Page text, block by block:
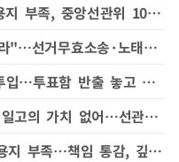
"개표 중지, 선거 무효"…투표 용지 부족, 중앙선관위 1000명 모여(종합2보)
국힘, 선관위 찾아 "개표 중단하라"…선거무효소송·노태악 탄핵안 등 검토(종합)
잠실7동 투표소에 경찰 기동대 투입…투표함 반출 놓고 밤샘 대치(종합)
與 "국힘 개표중단·재투표 주장 일고의 가치 없어…선관위 부실 강력 유감"
선관위 "서울 14개 투표소에서 용지 부족…책임 통감, 깊이 사과"(종합)